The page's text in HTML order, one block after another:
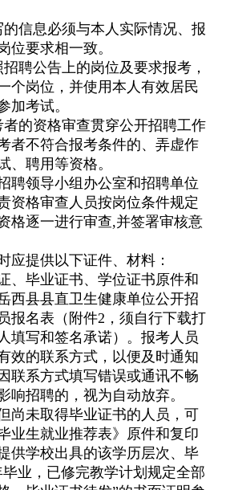
的信息必须与本人实际情况、报
位要求相一致。
聘公告上的岗位及要求报考，
个岗位，并使用本人有效居民
加考试。
的资格审查贯穿公开招聘工作
者不符合报考条件的、弄虚作
、聘用等资格。
聘领导小组办公室和招聘单位
资格审查人员按岗位条件规定
格逐一进行审查,并签署审核意
应提供以下证件、材料：
、毕业证书、学位证书原件和
西县县直卫生健康单位公开招
报名表（附件2 ，须自行下载打
填写和签名承诺）。报考人员
效的联系方式，以便及时通知
联系方式填写错误或通讯不畅
响招聘的，视为自动放弃。
尚未取得毕业证书的人员，可
业生就业推荐表》原件和复印
供学校出具的该学历层次、毕
毕业，已修完教学计划规定全部